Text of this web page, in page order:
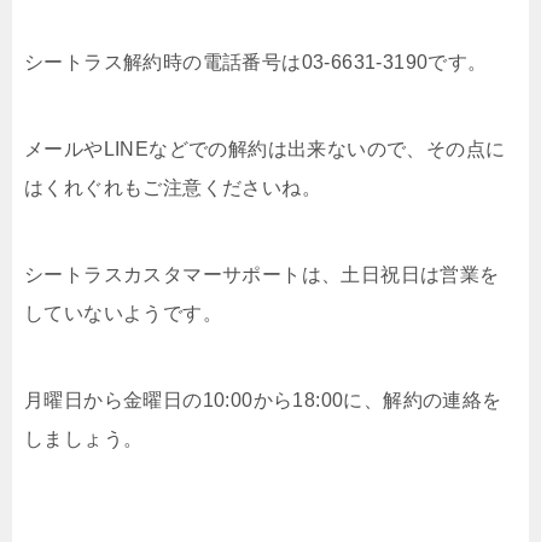
シートラス解約時の電話番号は03-6631-3190です。
メールやLINEなどでの解約は出来ないので、その点に
はくれぐれもご注意くださいね。
シートラスカスタマーサポートは、土日祝日は営業を
していないようです。
月曜日から金曜日の10:00から18:00に、解約の連絡を
しましょう。